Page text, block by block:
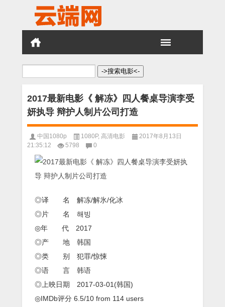
搜
2017最新电影《 解冻》四人餐桌导演李受
妍执导 辩护人制片公司打造
中国1080p 1080P, 高清电影
2017年8月13日
21:35:12
5798 0
◎译 名 解冻/解氷/化冰
◎片 名 해빙
◎年 代 2017
◎产 地 韩国
◎类 别 犯罪/惊悚
◎语 言 韩语
◎上映日期 2017-03-01(韩国)
◎IMDb评分 6.5/10 from 114 users